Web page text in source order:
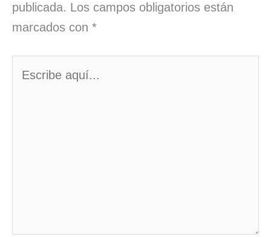
publicada. Los campos obligatorios están
marcados con *